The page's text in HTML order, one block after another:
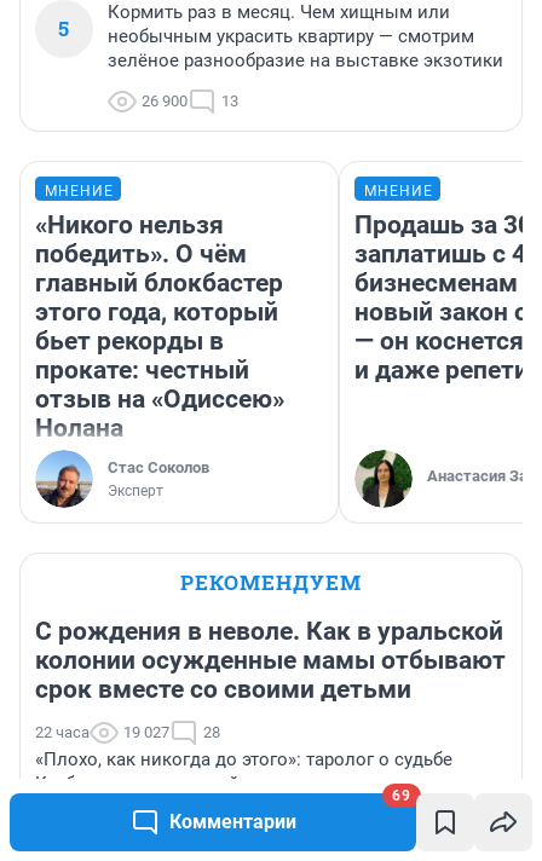
Комментарии
69
5
Кормить раз в месяц. Чем хищным или
необычным украсить квартиру — смотрим
зелёное разнообразие на выставке экзотики
26 900 13
МНЕНИЕ
«Никого нельзя
победить». О чём
главный блокбастер
этого года, который
бьет рекорды в
прокате: честный
отзыв на «Одиссею»
Нолана
Стас Соколов
Эксперт
МНЕНИЕ
Продашь за
заплатишь с
бизнесменам
новый закон о
— он коснется
и даже
Анастасия
РЕКОМЕНДУЕМ
С рождения в неволе. Как в уральской
колонии осужденные мамы отбывают
срок вместе со своими детьми
22 часа 19 027 28
«Плохо, как никогда до этого»: таролог о судьбе
Кузбасса и его жителей в августе
Знаменитая тикток-блогер, рассказывавшая о борьбе